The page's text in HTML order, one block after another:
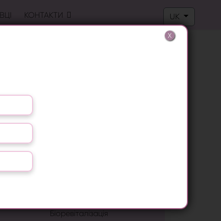
КОНТАКТИ Оберіть свою
UK
Біоревіталізація
X